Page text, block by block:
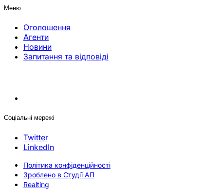
Меню
Оголошення
Агенти
Новини
Запитання та відповіді
Соціальні мережі
Twitter
LinkedIn
Політика конфіденційності
Зроблено в Студії АП
Realting